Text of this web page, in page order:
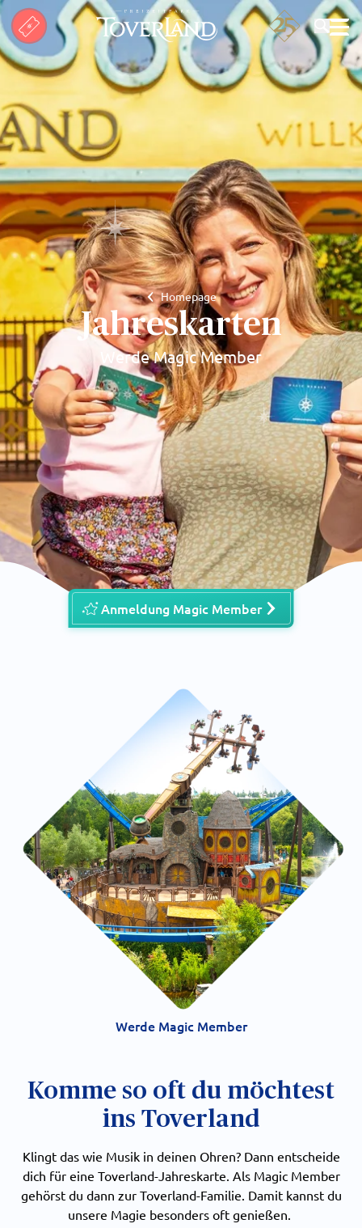
Suchen
Homepage
Jahreskarten
Werde Magic Member
Anmeldung Magic Member
Werde Magic Member
Komme so oft du möchtest
ins Toverland
Klingt das wie Musik in deinen Ohren? Dann entscheide
dich für eine Toverland-Jahreskarte. Als Magic Member
gehörst du dann zur Toverland-Familie. Damit kannst du
unsere Magie besonders oft genießen.